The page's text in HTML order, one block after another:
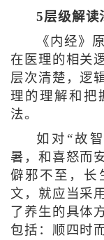
5层级解读
《内经》
在医理的相关
层次清楚，逻
理的理解和把
法。
如对“故
暑，和喜怒而
僻邪不至，长
文，就应当采
了养生的具体
包括：顺四时